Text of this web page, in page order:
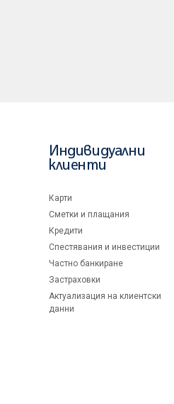
Индивидуални
клиенти
Карти
Сметки и плащания
Кредити
Спестявания и инвестиции
Частно банкиране
Застраховки
Актуализация на клиентски
данни